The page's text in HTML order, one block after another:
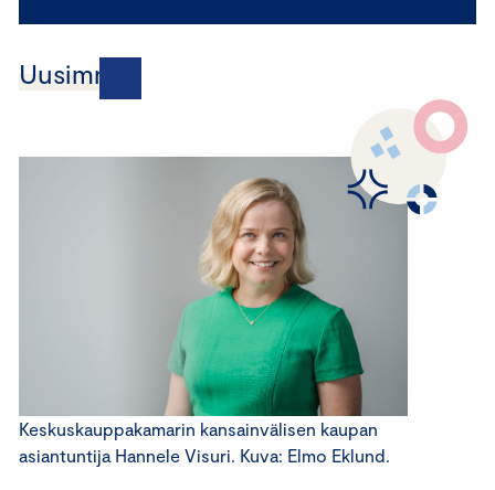
Uusimmat
Keskuskauppakamarin kansainvälisen kaupan
asiantuntija Hannele Visuri. Kuva: Elmo Eklund.